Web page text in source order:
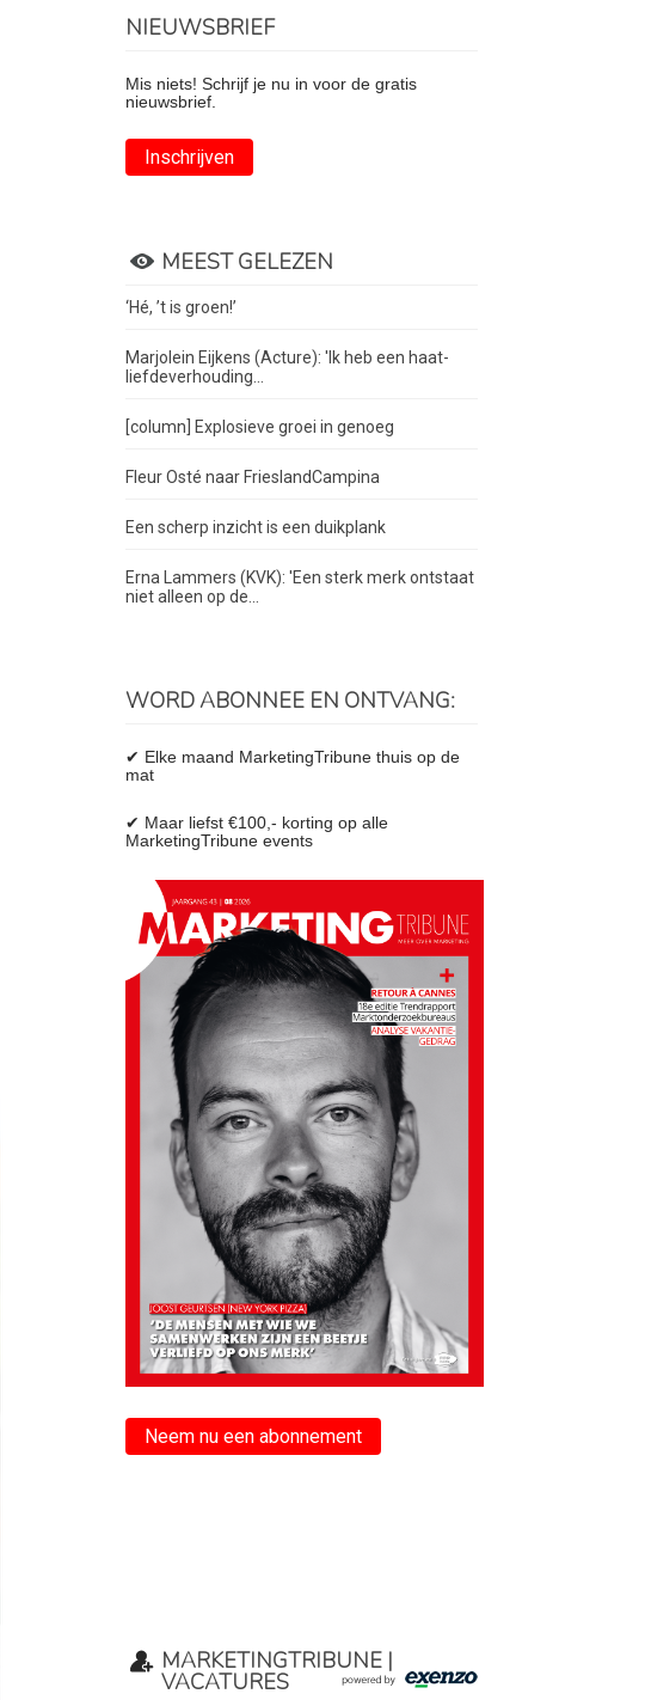
NIEUWSBRIEF
Mis niets! Schrijf je nu in voor de gratis
nieuwsbrief.
Inschrijven
MEEST GELEZEN
‘Hé, ’t is groen!’
Marjolein Eijkens (Acture): 'Ik heb een haat-
liefdeverhouding...
[column] Explosieve groei in genoeg
Fleur Osté naar FrieslandCampina
Een scherp inzicht is een duikplank
Erna Lammers (KVK): 'Een sterk merk ontstaat
niet alleen op de...
WORD ABONNEE EN ONTVANG:
✔ Elke maand MarketingTribune thuis op de
mat
✔ Maar liefst €100,- korting op alle
MarketingTribune events
Neem nu een abonnement
MARKETINGTRIBUNE |
VACATURES